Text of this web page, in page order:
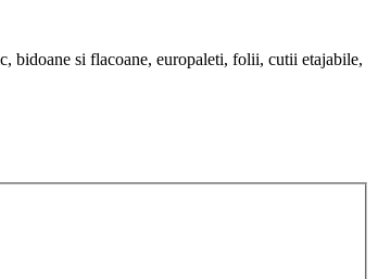
bidoane si flacoane, europaleti, folii, cutii etajabile,